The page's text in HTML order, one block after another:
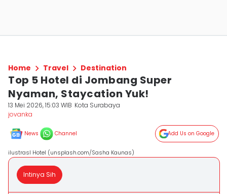
Home Travel Destination
Top 5 Hotel di Jombang Super
Nyaman, Staycation Yuk!
13 Mei 2026, 15:03 WIB Kota Surabaya
jovanka
News Channel Add Us on Google
ilustrasI Hotel (unsplash.com/Sasha Kaunas)
Intinya Sih